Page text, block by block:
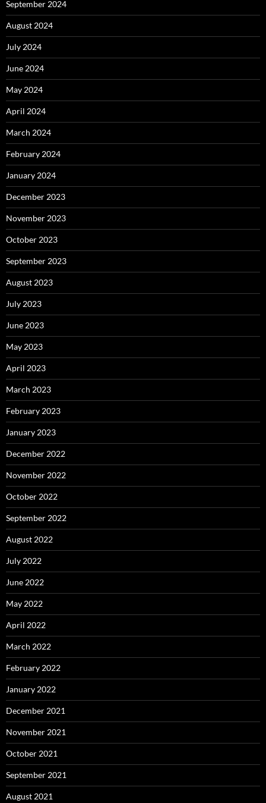
September 2024
August 2024
July 2024
June 2024
May 2024
April 2024
March 2024
February 2024
January 2024
December 2023
November 2023
October 2023
September 2023
August 2023
July 2023
June 2023
May 2023
April 2023
March 2023
February 2023
January 2023
December 2022
November 2022
October 2022
September 2022
August 2022
July 2022
June 2022
May 2022
April 2022
March 2022
February 2022
January 2022
December 2021
November 2021
October 2021
September 2021
August 2021